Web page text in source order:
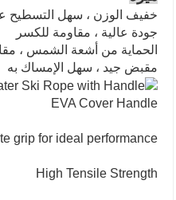
خفيف الوزن ، سهل التسطيح
جودة عالية ، مقاومة للكسر
الحماية من أشعة الشمس ،
مقبض جيد ، سهل الإمساك به
EVA Cover Handle
grip for ideal performance.
High Tensile Strength